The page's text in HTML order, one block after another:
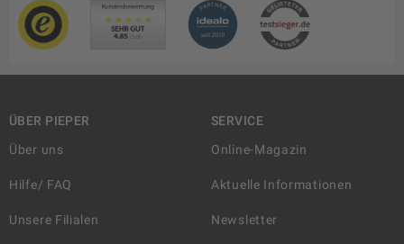
ÜBER PIEPER
Über uns
Hilfe/ FAQ
Unsere Filialen
SERVICE
Online-Magazin
Aktuelle Informationen
Newsletter